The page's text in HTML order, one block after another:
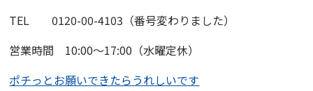
TEL 0120-00-4103（番号変わりました）
営業時間 10:00〜17:00（水曜定休）
ポチっとお願いできたらうれしいです